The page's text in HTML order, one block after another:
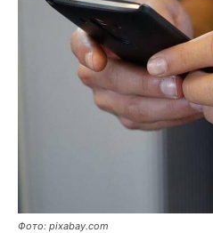
Фото: pixabay.com